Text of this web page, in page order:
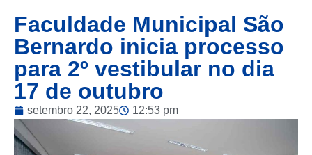
Faculdade Municipal São
Bernardo inicia processo
para 2º vestibular no dia
17 de outubro
setembro 22, 2025 12:53 pm